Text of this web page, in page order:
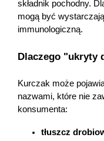
składnik pochodny.
mogą być
immunologiczną.
Dlaczego "ukryty
Kurczak może
nazwami, które nie
konsumenta:
tłuszcz